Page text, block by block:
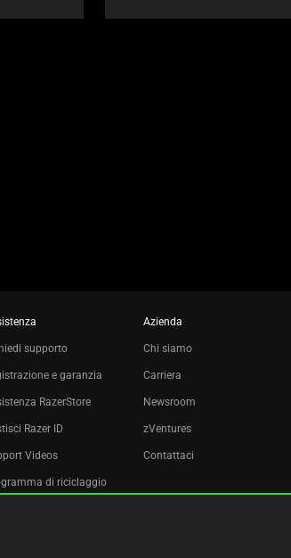
supporto
e garanzia
RazerStore
Razer ID
Videos
di riciclaggio
Azienda
Chi siamo
Carriera
Newsroom
zVentures
Contattaci